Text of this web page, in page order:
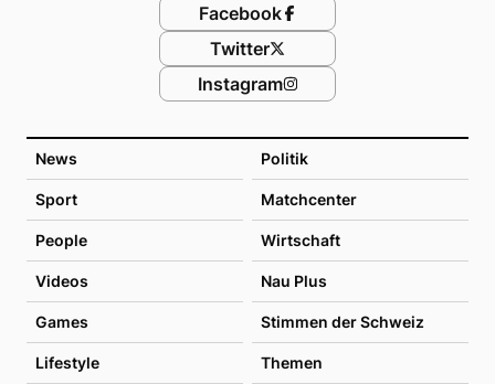
News Politik
Sport Matchcenter
People Wirtschaft
Videos Nau Plus
Games Stimmen der Schweiz
Lifestyle Themen
Facebook
Twitter
Instagram